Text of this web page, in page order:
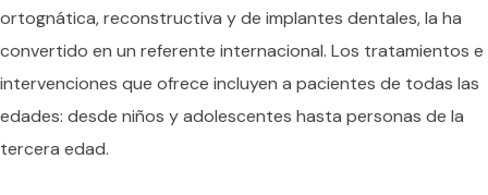
ortognática, reconstructiva y de implantes dentales, la ha
convertido en un referente internacional. Los tratamientos e
intervenciones que ofrece incluyen a pacientes de todas las
edades: desde niños y adolescentes hasta personas de la
tercera edad.